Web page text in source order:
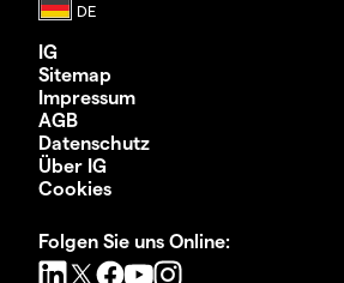
IG
Sitemap
Impressum
AGB
Datenschutz
Über IG
Cookies
Folgen Sie uns Online: